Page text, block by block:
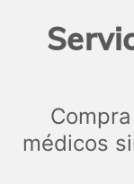
médicos